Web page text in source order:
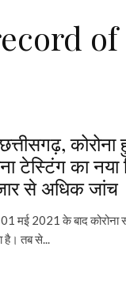
of
टेस्टिंग का नया
से अधिक जांच
01 मई 2021 के बाद कोरोना
है। तब से...